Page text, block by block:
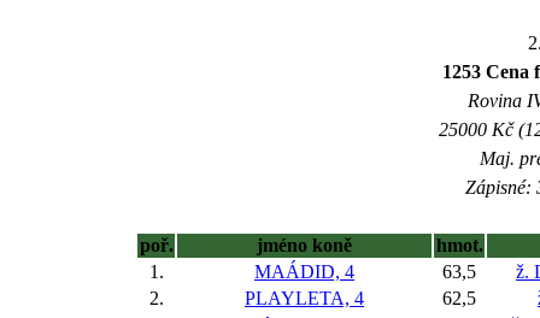
1253 Cena
Rovina
25000 Kč
Maj.
Zápisné:
poř. jméno koně
hmot.
1.
MAÁDID, 4 63,5
ž.
2.
PLAYLETA, 4 62,5